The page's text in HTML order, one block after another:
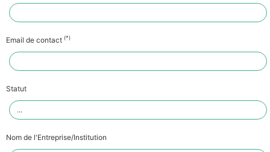
Email de contact (*)
Statut
Nom de l'Entreprise/Institution